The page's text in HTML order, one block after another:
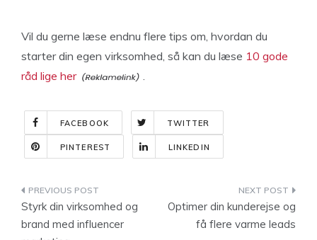
Vil du gerne læse endnu flere tips om, hvordan du
starter din egen virksomhed, så kan du læse 10 gode
råd lige her
.
FACEBOOK TWITTER
PINTEREST LINKEDIN
Indlægsnavigation
Styrk din virksomhed og
brand med influencer
Optimer din kunderejse og
få flere varme leads